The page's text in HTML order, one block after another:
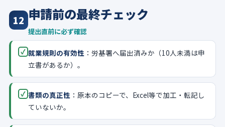
12 申請前の最終チェック
提出直前に必ず確認
✓ 就業規則の有効性 ：労基署へ届出済みか（10人未満は申
立書があるか）。
✓ 書類の真正性 ：原本のコピーで、Excel等で加工・転記し
ていないか。